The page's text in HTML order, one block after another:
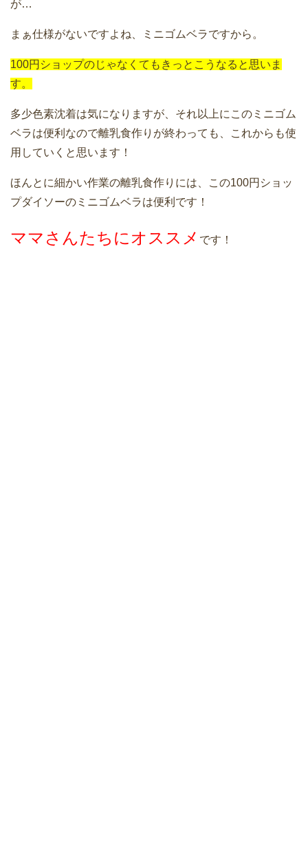
が…
まぁ仕様がないですよね、ミニゴムベラですから。
100円ショップのじゃなくてもきっとこうなると思いま
す。
多少色素沈着は気になりますが、それ以上にこのミニゴム
ベラは便利なので離乳食作りが終わっても、これからも使
用していくと思います！
ほんとに細かい作業の離乳食作りには、この100円ショッ
プダイソーのミニゴムベラは便利です！
ママさんたちにオススメ です！